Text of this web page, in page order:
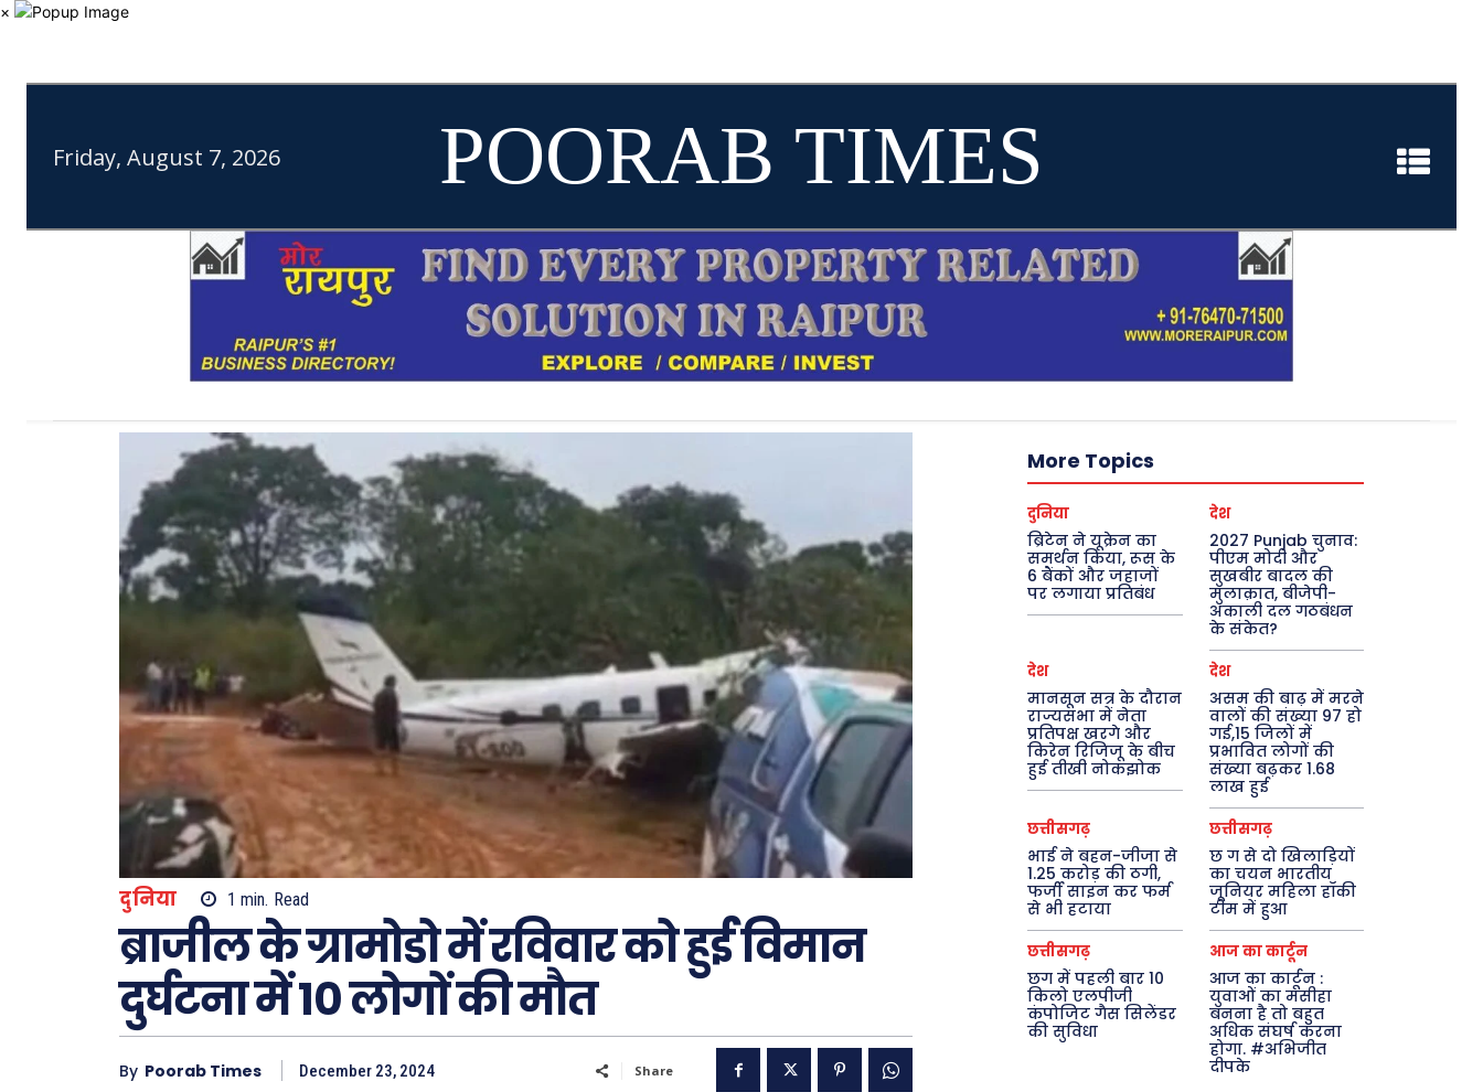
Type here... Search
पूरब विशेष
×
Friday, August 7, 2026 POORAB TIMES
दुनिया 1 min. Read
ब्राजील के ग्रामोडो में रविवार को हुई विमान
दुर्घटना में 10 लोगों की मौत
By Poorab Times December 23, 2024 Share
More Topics
दुनिया
ब्रिटेन ने यूक्रेन का
समर्थन किया, रूस के
6 बैंकों और जहाजों
पर लगाया प्रतिबंध
देश
2027 Punjab चुनाव:
पीएम मोदी और
सुखबीर बादल की
मुलाक़ात, बीजेपी-
अकाली दल गठबंधन
के संकेत?
देश
मानसून सत्र के दौरान
राज्यसभा में नेता
प्रतिपक्ष खरगे और
किरेन रिजिजू के बीच
हुई तीखी नोकझोक
देश
असम की बाढ़ में मरने
वालों की संख्या 97 हो
गई,15 जिलों में
प्रभावित लोगों की
संख्या बढ़कर 1.68
लाख हुई
छत्तीसगढ़
भाई ने बहन-जीजा से
1.25 करोड़ की ठगी,
फर्जी साइन कर फर्म
से भी हटाया
छत्तीसगढ़
छ ग से दो खिलाड़ियों
का चयन भारतीय
जूनियर महिला हॉकी
टीम में हुआ
छत्तीसगढ़
छग में पहली बार 10
किलो एलपीजी
कंपोजिट गैस सिलेंडर
की सुविधा
आज का कार्टून
आज का कार्टून :
युवाओं का मसीहा
बनना है तो बहुत
अधिक संघर्ष करना
होगा. #अभिजीत
दीपके